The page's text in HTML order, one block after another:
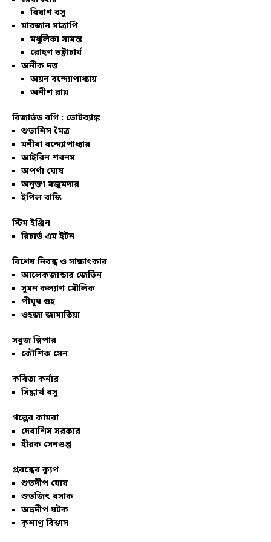
বিষাণ বসু
মারজান সাত্রাপি
মধুলিকা সামন্ত
রোহণ ভট্টাচার্য
অনীক দত্ত
অয়ন বন্দ্যোপাধ্যায়
অনীশ রায়
রিজার্ভড বগি : ভোটব্যাঙ্ক
শুভাশিস মৈত্র
মনীষা বন্দ্যোপাধ্যায়
আইরিন শবনম
অপর্ণা ঘোষ
অনুক্তা মজুমদার
ইপিল বাস্কি
স্টিম ইঞ্জিন
রিচার্ড এম ইটন
বিশেষ নিবন্ধ ও সাক্ষাৎকার
আলেকজান্ডার জেভিন
সুমন কল্যাণ মৌলিক
পীযূষ গুহ
ওহজা জামাতিয়া
সবুজ স্লিপার
কৌশিক সেন
কবিতা কর্নার
সিদ্ধার্থ বসু
গল্পের কামরা
দেবাশিস সরকার
হীরক সেনগুপ্ত
প্রবন্ধের ক্যুপ
শুভদীপ ঘোষ
শুভজিৎ বসাক
অভ্রদীপ ঘটক
কৃশাণু বিশ্বাস